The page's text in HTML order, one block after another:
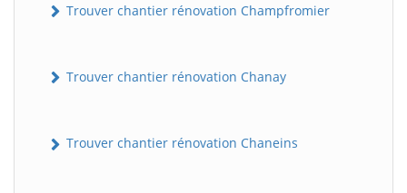
Trouver chantier rénovation Champfromier
Trouver chantier rénovation Chanay
Trouver chantier rénovation Chaneins